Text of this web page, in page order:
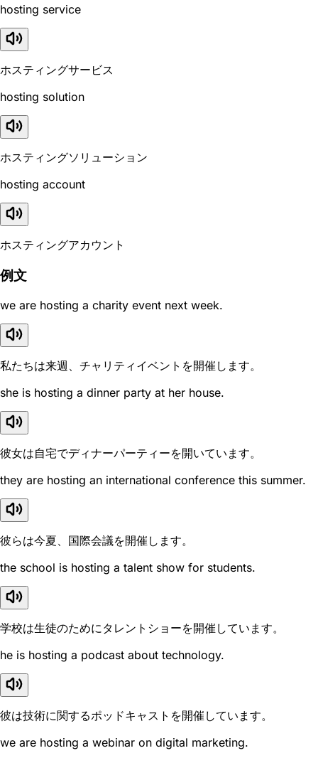
hosting service
ホスティングサービス
hosting solution
ホスティングソリューション
hosting account
ホスティングアカウント
例文
we are hosting a charity event next week.
私たちは来週、チャリティイベントを開催します。
she is hosting a dinner party at her house.
彼女は自宅でディナーパーティーを開いています。
they are hosting an international conference this summer.
彼らは今夏、国際会議を開催します。
the school is hosting a talent show for students.
学校は生徒のためにタレントショーを開催しています。
he is hosting a podcast about technology.
彼は技術に関するポッドキャストを開催しています。
we are hosting a webinar on digital marketing.